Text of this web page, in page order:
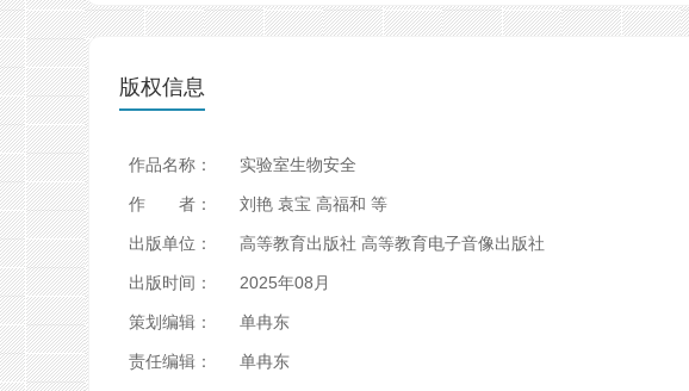
版权信息
作品名称 ： 实验室生物安全
作 者 ： 刘艳 袁宝 高福和 等
出 版单位 ： 高等教育出 版社 高等教育电子音像出 版社
出 版时间 ： 2025年08 月
策划编辑 ： 单冉东
责任编辑 ： 单冉东